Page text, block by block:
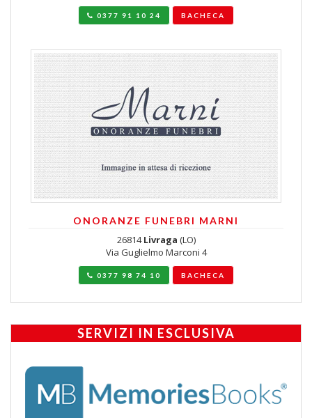
0377 91 10 24 BACHECA
ONORANZE FUNEBRI MARNI
26814Livraga (LO)
Via Guglielmo Marconi 4
0377 98 74 10 BACHECA
SERVIZI IN ESCLUSIVA